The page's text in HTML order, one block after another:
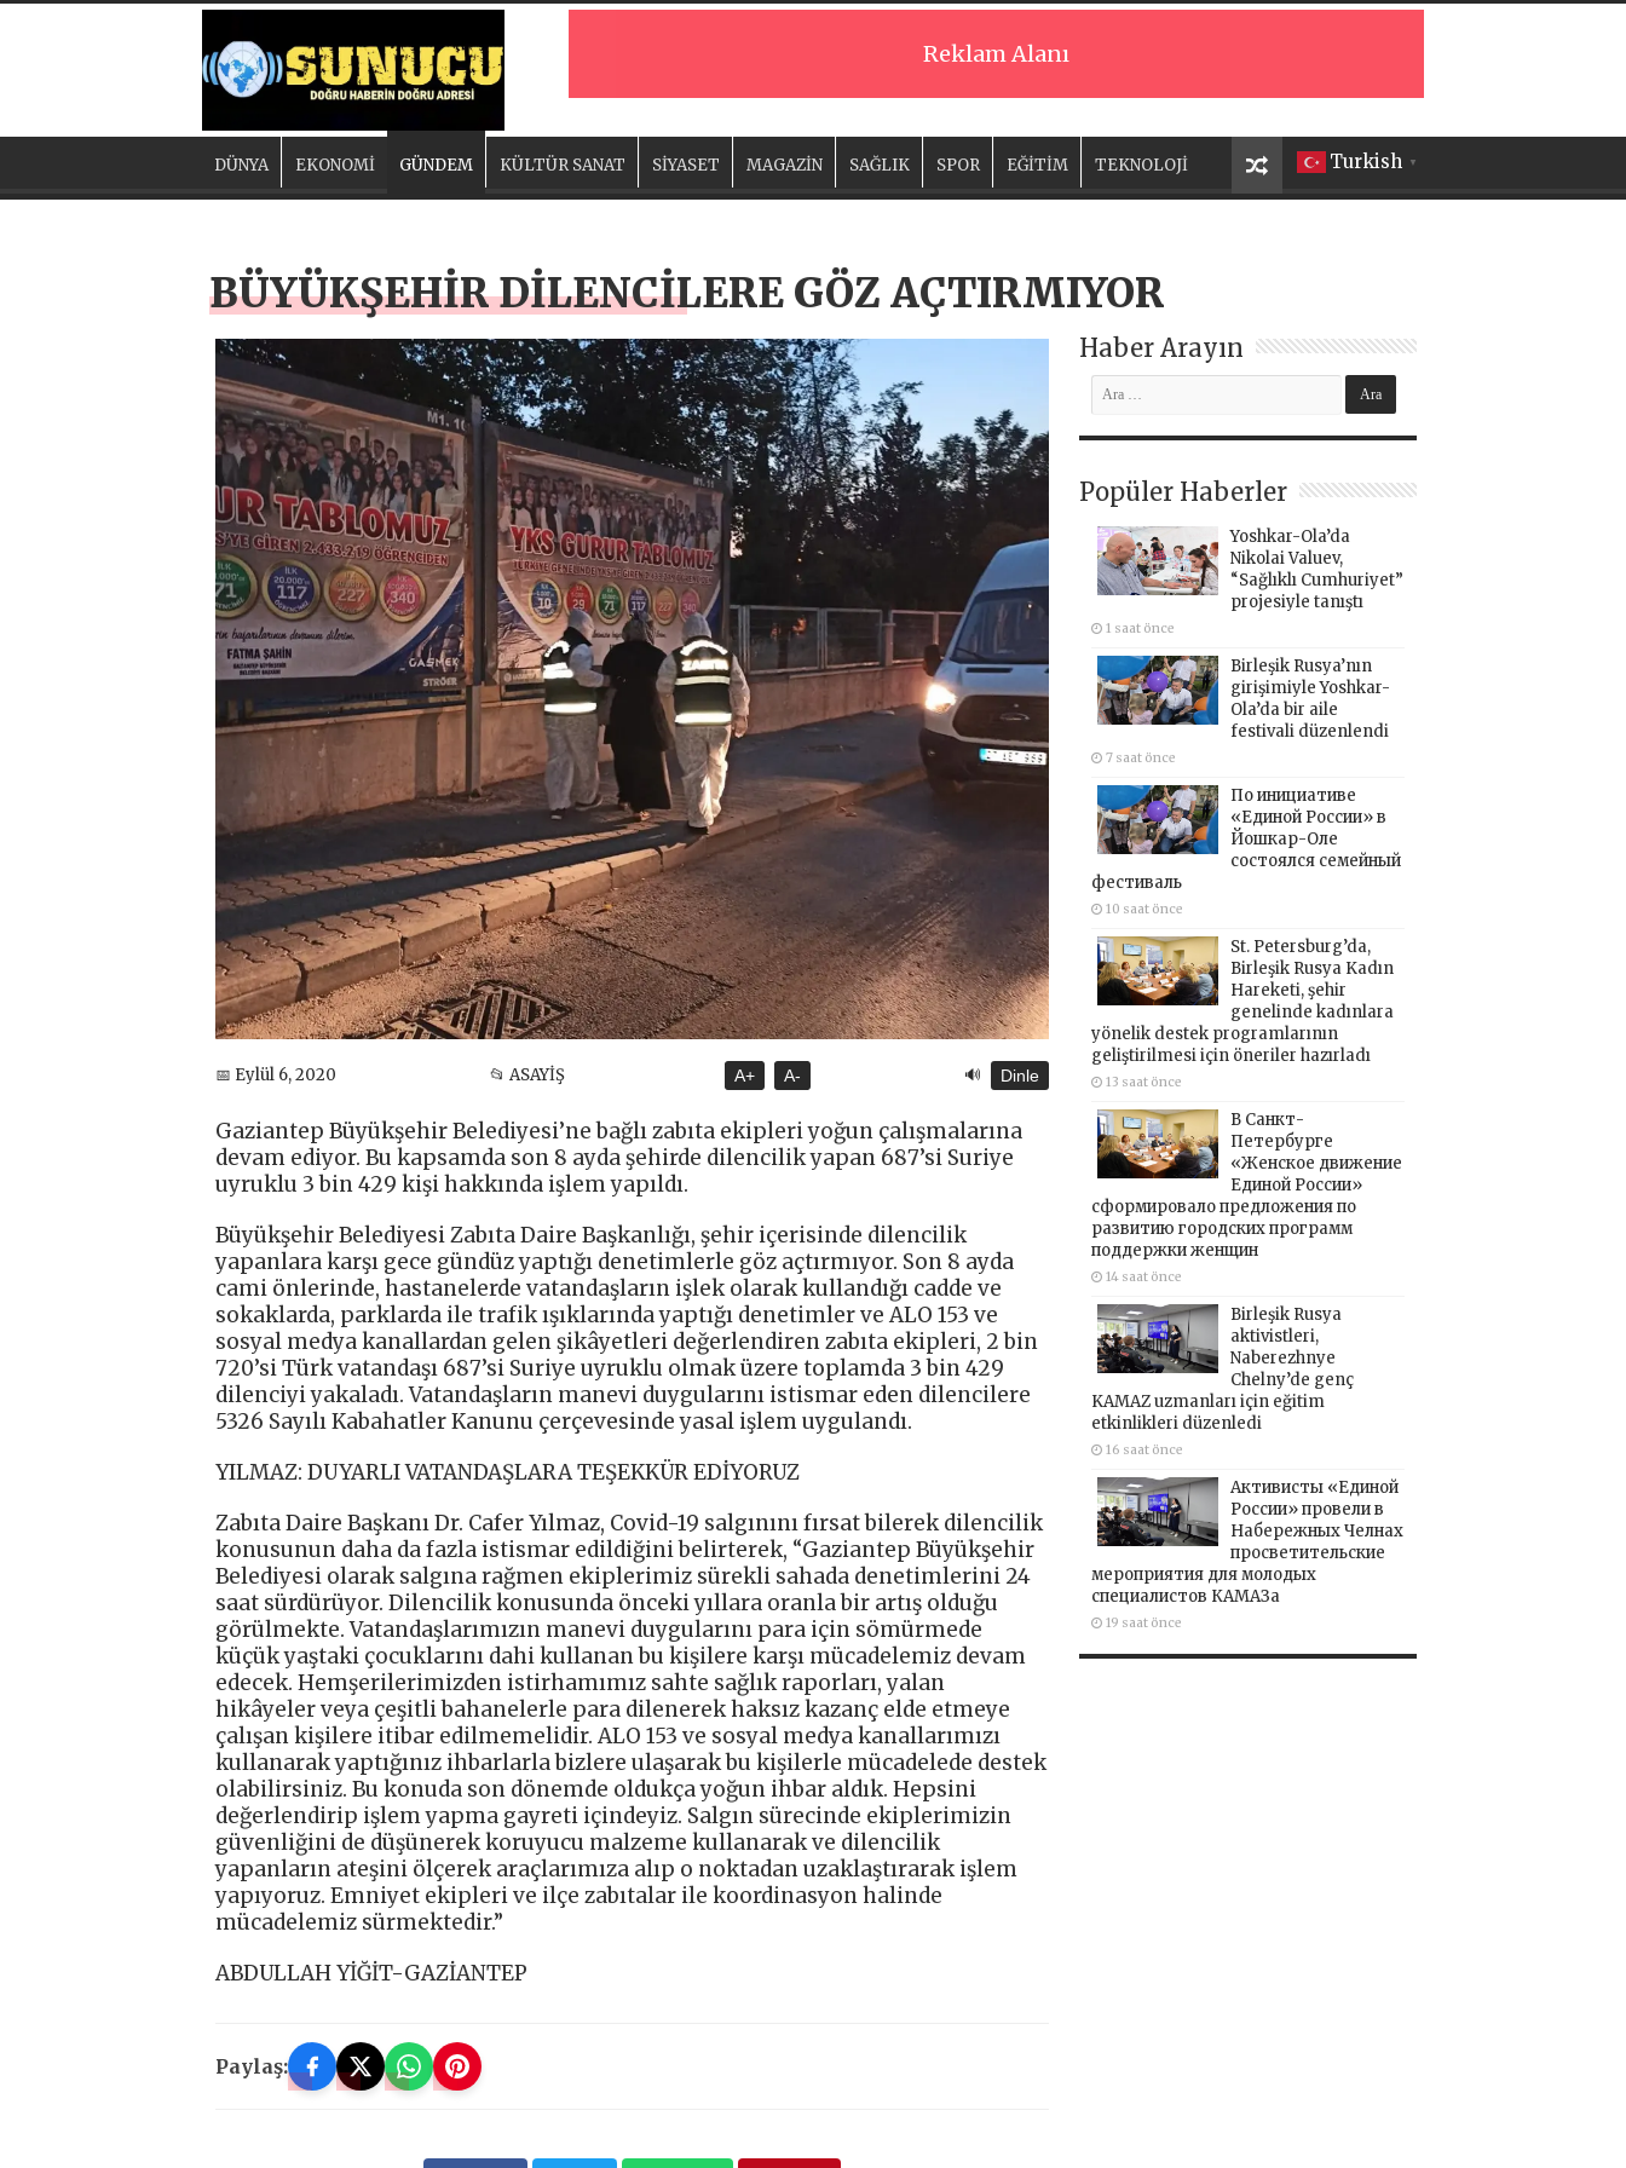
Reklam Alanı
Turkish ▼
DÜNYA EKONOMİ GÜNDEM KÜLTÜR SANAT SİYASET MAGAZİN SAĞLIK SPOR EĞİTİM TEKNOLOJİ
BÜYÜKŞEHİR DİLENCİLERE GÖZ AÇTIRMIYOR
📅 Eylül 6, 2020 📂 ASAYİŞ A+ A- 🔊 Dinle
Gaziantep Büyükşehir Belediyesi’ne bağlı zabıta ekipleri yoğun çalışmalarına
devam ediyor. Bu kapsamda son 8 ayda şehirde dilencilik yapan 687’si Suriye
uyruklu 3 bin 429 kişi hakkında işlem yapıldı.
Büyükşehir Belediyesi Zabıta Daire Başkanlığı, şehir içerisinde dilencilik
yapanlara karşı gece gündüz yaptığı denetimlerle göz açtırmıyor. Son 8 ayda
cami önlerinde, hastanelerde vatandaşların işlek olarak kullandığı cadde ve
sokaklarda, parklarda ile trafik ışıklarında yaptığı denetimler ve ALO 153 ve
sosyal medya kanallardan gelen şikâyetleri değerlendiren zabıta ekipleri, 2 bin
720’si Türk vatandaşı 687’si Suriye uyruklu olmak üzere toplamda 3 bin 429
dilenciyi yakaladı. Vatandaşların manevi duygularını istismar eden dilencilere
5326 Sayılı Kabahatler Kanunu çerçevesinde yasal işlem uygulandı.
YILMAZ: DUYARLI VATANDAŞLARA TEŞEKKÜR EDİYORUZ
Zabıta Daire Başkanı Dr. Cafer Yılmaz, Covid-19 salgınını fırsat bilerek dilencilik
konusunun daha da fazla istismar edildiğini belirterek, “Gaziantep Büyükşehir
Belediyesi olarak salgına rağmen ekiplerimiz sürekli sahada denetimlerini 24
saat sürdürüyor. Dilencilik konusunda önceki yıllara oranla bir artış olduğu
görülmekte. Vatandaşlarımızın manevi duygularını para için sömürmede
küçük yaştaki çocuklarını dahi kullanan bu kişilere karşı mücadelemiz devam
edecek. Hemşerilerimizden istirhamımız sahte sağlık raporları, yalan
hikâyeler veya çeşitli bahanelerle para dilenerek haksız kazanç elde etmeye
çalışan kişilere itibar edilmemelidir. ALO 153 ve sosyal medya kanallarımızı
kullanarak yaptığınız ihbarlarla bizlere ulaşarak bu kişilerle mücadelede destek
olabilirsiniz. Bu konuda son dönemde oldukça yoğun ihbar aldık. Hepsini
değerlendirip işlem yapma gayreti içindeyiz. Salgın sürecinde ekiplerimizin
güvenliğini de düşünerek koruyucu malzeme kullanarak ve dilencilik
yapanların ateşini ölçerek araçlarımıza alıp o noktadan uzaklaştırarak işlem
yapıyoruz. Emniyet ekipleri ve ilçe zabıtalar ile koordinasyon halinde
mücadelemiz sürmektedir.”
ABDULLAH YİĞİT-GAZİANTEP
Paylaş:
Haber Arayın
Popüler Haberler
Yoshkar-Ola’da
Nikolai Valuev,
“Sağlıklı Cumhuriyet”
projesiyle tanıştı
1 saat önce
Birleşik Rusya’nın
girişimiyle Yoshkar-
Ola’da bir aile
festivali düzenlendi
7 saat önce
По инициативе
«Единой России» в
Йошкар-Оле
состоялся семейный
фестиваль
10 saat önce
St. Petersburg’da,
Birleşik Rusya Kadın
Hareketi, şehir
genelinde kadınlara
yönelik destek programlarının
geliştirilmesi için öneriler hazırladı
13 saat önce
В Санкт-
Петербурге
«Женское движение
Единой России»
сформировало предложения по
развитию городских программ
поддержки женщин
14 saat önce
Birleşik Rusya
aktivistleri,
Naberezhnye
Chelny’de genç
KAMAZ uzmanları için eğitim
etkinlikleri düzenledi
16 saat önce
Активисты «Единой
России» провели в
Набережных Челнах
просветительские
мероприятия для молодых
специалистов КАМАЗа
19 saat önce